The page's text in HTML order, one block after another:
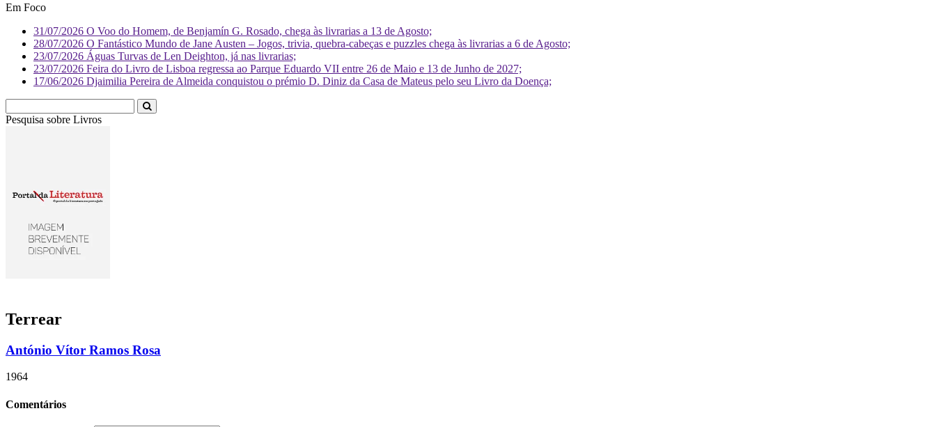
Em Foco
31/07/2026 O Voo do Homem, de Benjamín G. Rosado, chega às livrarias a 13 de Agosto;
28/07/2026 O Fantástico Mundo de Jane Austen – Jogos, trivia, quebra-cabeças e puzzles chega às livrarias a 6 de Agosto;
23/07/2026 Águas Turvas de Len Deighton, já nas livrarias;
23/07/2026 Feira do Livro de Lisboa regressa ao Parque Eduardo VII entre 26 de Maio e 13 de Junho de 2027;
17/06/2026 Djaimilia Pereira de Almeida conquistou o prémio D. Diniz da Casa de Mateus pelo seu Livro da Doença;
Pesquisa sobre Livr
Terrear
António Vítor Ramos Rosa
1964
Comentários